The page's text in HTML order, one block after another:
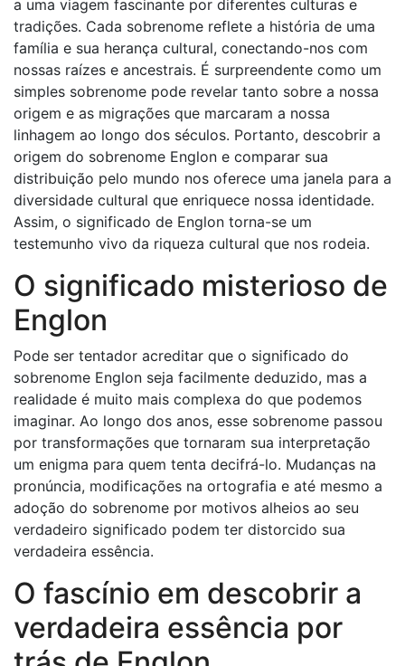
a uma viagem fascinante por diferentes culturas e
tradições. Cada sobrenome reflete a história de uma
família e sua herança cultural, conectando-nos com
nossas raízes e ancestrais. É surpreendente como um
simples sobrenome pode revelar tanto sobre a nossa
origem e as migrações que marcaram a nossa
linhagem ao longo dos séculos. Portanto, descobrir a
origem do sobrenome Englon e comparar sua
distribuição pelo mundo nos oferece uma janela para a
diversidade cultural que enriquece nossa identidade.
Assim, o significado de Englon torna-se um
testemunho vivo da riqueza cultural que nos rodeia.
O significado misterioso de
Englon
Pode ser tentador acreditar que o significado do
sobrenome Englon seja facilmente deduzido, mas a
realidade é muito mais complexa do que podemos
imaginar. Ao longo dos anos, esse sobrenome passou
por transformações que tornaram sua interpretação
um enigma para quem tenta decifrá-lo. Mudanças na
pronúncia, modificações na ortografia e até mesmo a
adoção do sobrenome por motivos alheios ao seu
verdadeiro significado podem ter distorcido sua
verdadeira essência.
O fascínio em descobrir a
verdadeira essência por